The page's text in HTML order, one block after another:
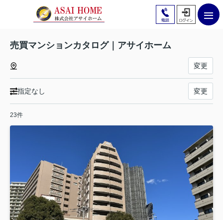
売買マンションカタログ｜アサイホーム
変更
指定なし 変更
23件